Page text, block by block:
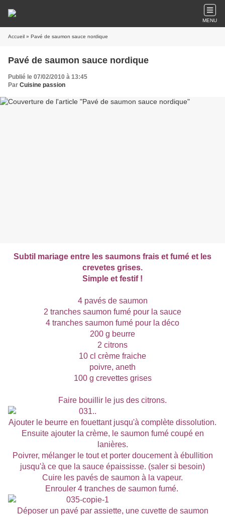
MENU
Accueil » Pavé de saumon sauce nordique
Pavé de saumon sauce nordique
Publié le 07/02/2010 à 13:45
Par Cuisine passion
Subtil mariage entre les saumons frais et fumé et les
crevetes grises.
Simple et festif !
4 pavés de saumon
2 tranches saumon fumé pour la sauce
4 tranches saumon fumé pour la déco
200 g beurre
2 citrons
10 cl crème fraiche
poivre, aneth
100 g crevettes grises
Faire bouillir le jus des citrons.
Ajouter le beurre en fouettant jusqu'à complète dissolution.
Ensuite ajouter la crème, le saumon fumé coupé en
lanières.
Poivrer, mélanger le tout et porter doucement à ébullition
jusqu'à ce que la sauce épaississe. (saler si besoin)
Cuire les pavés de saumon à la vapeur.
Enrouler 4 tranches de saumon fumé.
Déposer un pavé par assiette, une cuvette de saumon